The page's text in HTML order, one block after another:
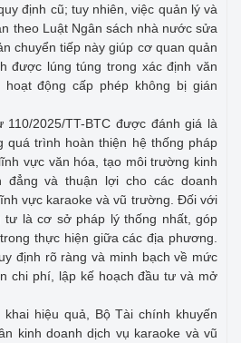
định cũ; tuy nhiên, việc quản lý và
theo Luật Ngân sách nhà nước sửa
chuyển tiếp này giúp cơ quan quản
được lúng túng trong xác định văn
động cấp phép không bị gián
110/2025/TT-BTC được đánh giá là
quá trình hoàn thiện hệ thống pháp
vực văn hóa, tạo môi trường kinh
đẳng và thuận lợi cho các doanh
vực karaoke và vũ trường. Đối với
tư là cơ sở pháp lý thống nhất, góp
thực hiện giữa các địa phương.
định rõ ràng và minh bạch về mức
chi phí, lập kế hoạch đầu tư và mở
hiệu quả, Bộ Tài chính khuyến
kinh doanh dịch vụ karaoke và vũ